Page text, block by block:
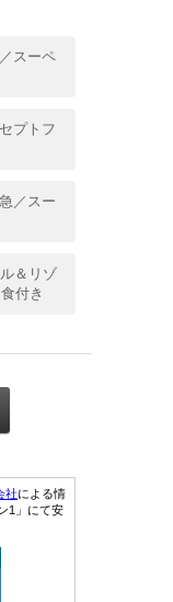
スーペ
プトフ
／スー
＆リゾ
付き
社による情
1」にて安